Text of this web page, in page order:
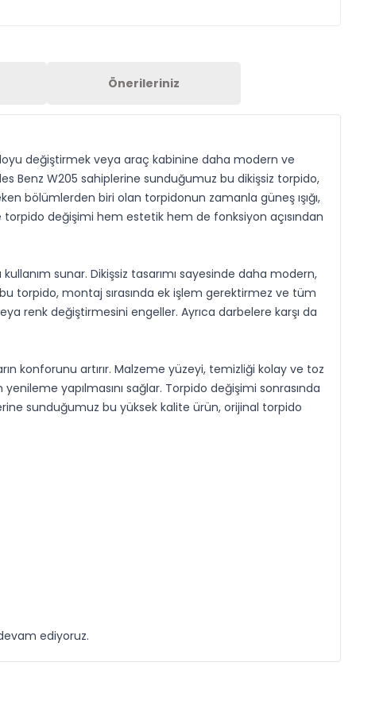
Önerileriniz
değiştirmek veya araç kabinine daha modern ve
Benz W205 sahiplerine sunduğumuz bu dikişsiz torpido,
bölümlerden biri olan torpidonun zamanla güneş ışığı,
torpido değişimi hem estetik hem de fonksiyon açısından
sunar. Dikişsiz tasarımı sayesinde daha modern,
torpido, montaj sırasında ek işlem gerektirmez ve tüm
renk değiştirmesini engeller. Ayrıca darbelere karşı da
konforunu artırır. Malzeme yüzeyi, temizliği kolay ve toz
yapılmasını sağlar. Torpido değişimi sonrasında
sunduğumuz bu yüksek kalite ürün, orijinal torpido
ediyoruz.